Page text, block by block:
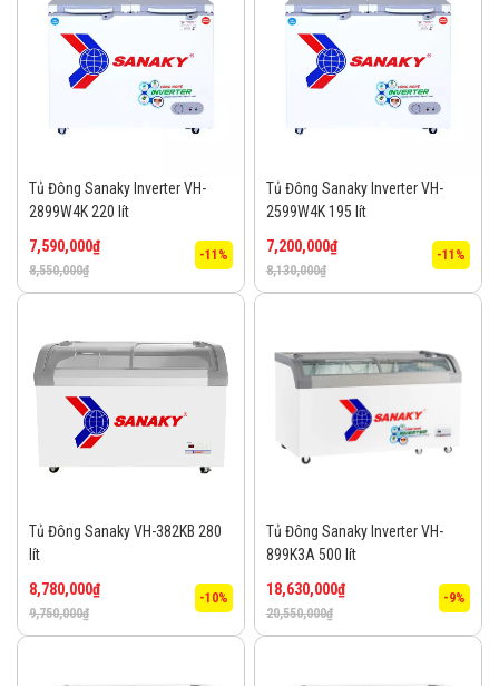
Tủ Đông Sanaky Inverter VH-
2899W4K 220 lít
8,550,000₫
7,590,000₫
-11%
Tủ Đông Sanaky Inverter VH-
2599W4K 195 lít
8,130,000₫
7,200,000₫
-11%
Tủ Đông Sanaky VH-382KB 280
lít
9,750,000₫
8,780,000₫
-10%
Tủ Đông Sanaky Inverter VH-
899K3A 500 lít
20,550,000₫
18,630,000₫
-9%